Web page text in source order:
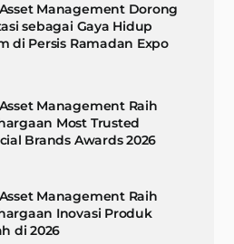
Asset Management Dorong
sebagai Gaya Hidup
di Persis Ramadan Expo
Asset Management Raih
Most Trusted
Brands Awards 2026
Asset Management Raih
Inovasi Produk
di 2026